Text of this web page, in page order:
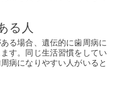
る人
る場合、遺伝的に歯周病に
す。同じ生活習慣をしてい
病になりやすい人がいると